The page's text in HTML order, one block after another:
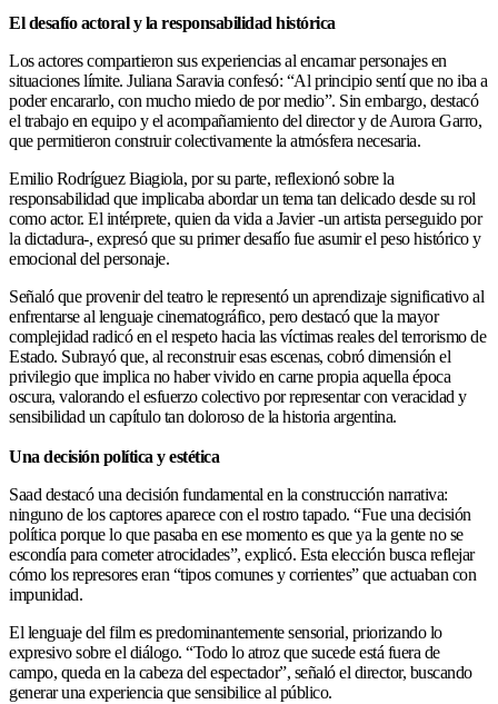
El desafío actoral y la responsabilidad histórica
Los actores compartieron sus experiencias al encarnar personajes en
situaciones límite. Juliana Saravia confesó: “Al principio sentí que no iba a
poder encararlo, con mucho miedo de por medio”. Sin embargo, destacó
el trabajo en equipo y el acompañamiento del director y de Aurora Garro,
que permitieron construir colectivamente la atmósfera necesaria.
Emilio Rodríguez Biagiola, por su parte, reflexionó sobre la
responsabilidad que implicaba abordar un tema tan delicado desde su rol
como actor. El intérprete, quien da vida a Javier -un artista perseguido por
la dictadura-, expresó que su primer desafío fue asumir el peso histórico y
emocional del personaje.
Señaló que provenir del teatro le representó un aprendizaje significativo al
enfrentarse al lenguaje cinematográfico, pero destacó que la mayor
complejidad radicó en el respeto hacia las víctimas reales del terrorismo de
Estado. Subrayó que, al reconstruir esas escenas, cobró dimensión el
privilegio que implica no haber vivido en carne propia aquella época
oscura, valorando el esfuerzo colectivo por representar con veracidad y
sensibilidad un capítulo tan doloroso de la historia argentina.
Una decisión política y estética
Saad destacó una decisión fundamental en la construcción narrativa:
ninguno de los captores aparece con el rostro tapado. “Fue una decisión
política porque lo que pasaba en ese momento es que ya la gente no se
escondía para cometer atrocidades”, explicó. Esta elección busca reflejar
cómo los represores eran “tipos comunes y corrientes” que actuaban con
impunidad.
El lenguaje del film es predominantemente sensorial, priorizando lo
expresivo sobre el diálogo. “Todo lo atroz que sucede está fuera de
campo, queda en la cabeza del espectador”, señaló el director, buscando
generar una experiencia que sensibilice al público.